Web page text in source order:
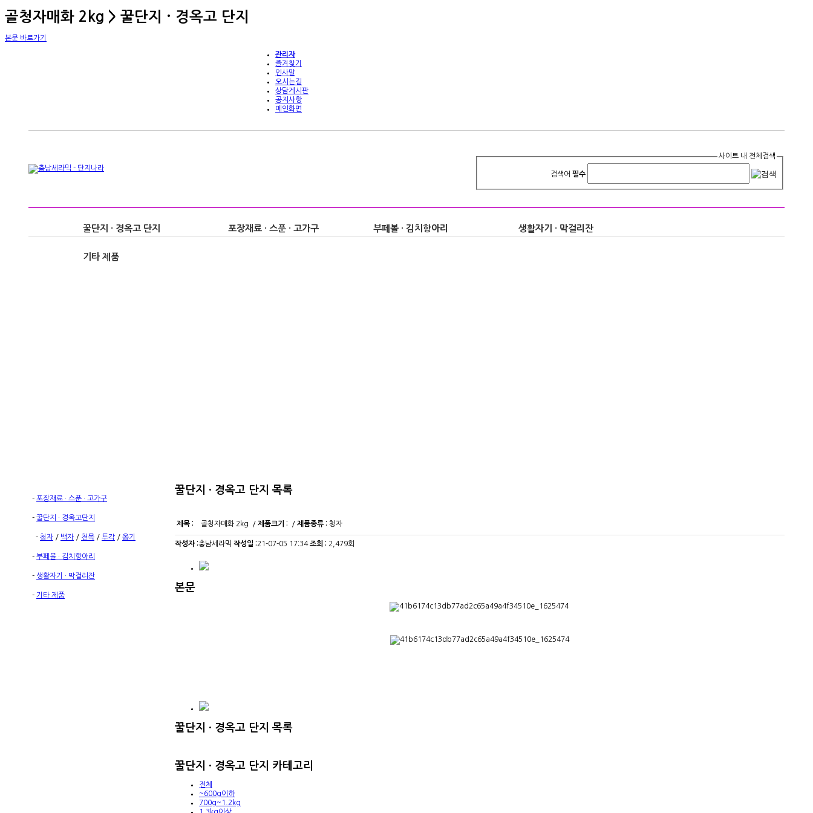
골청자매화 2kg > 꿀단지 · 경옥고 단지
본문 바로가기
관리자
즐겨찾기
인사말
오시는길
상담게시판
공지사항
메인화면
사이트 내 전체검색
검색어 필수
꿀단지 · 경옥고 단지 포장재료 · 스푼 · 고가구 부페볼 · 김치항아리 생활자기 · 막걸리잔
기타 제품
- 포장재료 · 스푼 · 고가구
- 꿀단지 · 경옥고단지
- 청자 / 백자 / 천목 / 투각 / 옹기
- 부페볼 · 김치항아리
- 생활자기 · 막걸리잔
- 기타 제품
꿀단지 · 경옥고 단지 목록
제목 : 골청자매화 2kg / 제품크기 : / 제품종류 : 청자
작성자 :충남세라믹 작성일 :21-07-05 17:34조회 : 2,479회
본문
꿀단지 · 경옥고 단지 목록
꿀단지 · 경옥고 단지 카테고리
전체
~600g이하
700g~1.2kg